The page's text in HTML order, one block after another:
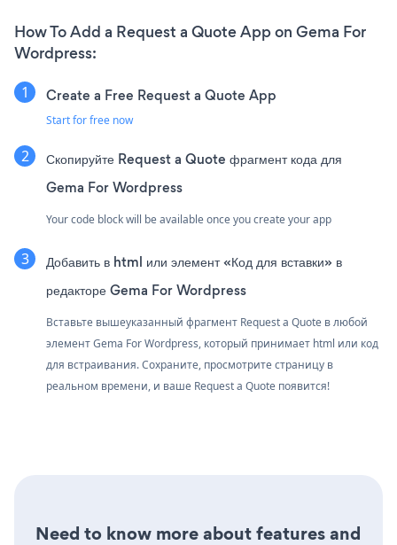
How To Add a Request a Quote App on Gema For
Wordpress:
Create a Free Request a Quote App
Start for free now
Скопируйте Request a Quote фрагмент кода для
Gema For Wordpress
Your code block will be available once you create your app
Добавить в html или элемент «Код для вставки» в
редакторе Gema For Wordpress
Вставьте вышеуказанный фрагмент Request a Quote в любой
элемент Gema For Wordpress, который принимает html или код
для встраивания. Сохраните, просмотрите страницу в
реальном времени, и ваше Request a Quote появится!
Need to know more about features and